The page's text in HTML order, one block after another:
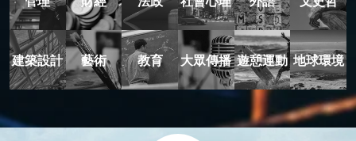
建築設計 藝術 教育 大眾傳播 遊憩運動 地球環境